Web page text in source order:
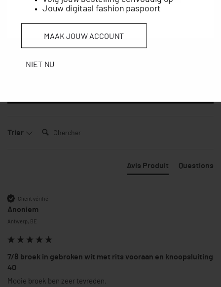
5.00
Trier
Chercher:
Avis Produit Questions
Client vérifié
Anoniem
Antwerp, BE
7/8 broek in gebroken wit met rits vooraan en knoopsluiting
40
Mooie broek ben zeer tevreden.
New content loaded
Jouw digitaal fashion paspoort
MAAK JOUW ACCOUNT
NIET NU